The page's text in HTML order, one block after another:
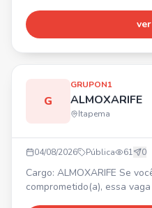
G
GRUPON1
ALMOXARIFE
Itapema
04/08/2026 Pública 61 0
Cargo: ALMOXARIFE Se você é organizado(a) e
comprometido(a), essa vaga é